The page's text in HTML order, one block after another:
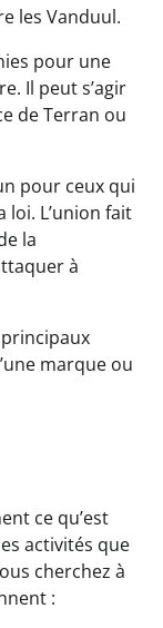
les Vanduul.
pour une
Il peut s’agir
de Terran ou
pour ceux qui
loi. L’union fait
la
à
marque ou
ce qu’est
activités que
cherchez à
: